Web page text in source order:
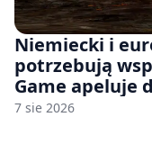
Niemiecki i
potrzebują
Game apeluje
7 sie 2026